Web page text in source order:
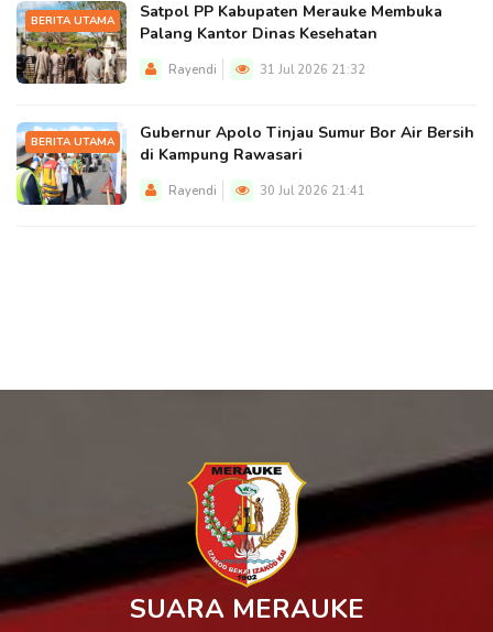
BERITA UTAMA
Satpol PP Kabupaten Merauke Membuka
Palang Kantor Dinas Kesehatan
Rayendi 31 Jul 2026 21:32
BERITA UTAMA
Gubernur Apolo Tinjau Sumur Bor Air Bersih
di Kampung Rawasari
Rayendi 30 Jul 2026 21:41
SUARA MERAUKE